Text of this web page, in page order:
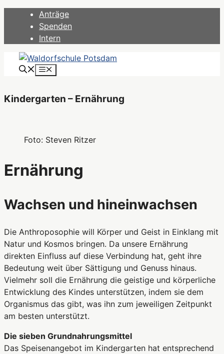
springen
Anträge
Spenden
Intern
Menü
Kindergarten – Ernährung
Foto: Steven Ritzer
Ernährung
Wachsen und hineinwachsen
Die Anthroposophie will Körper und Geist in Einklang mit
Natur und Kosmos bringen. Da unsere Ernährung
direkten Einfluss auf diese Verbindung hat, geht ihre
Bedeutung weit über Sättigung und Genuss hinaus.
Vielmehr soll die Ernährung die geistige und körperliche
Entwicklung des Kindes unterstützen, indem sie dem
Organismus das gibt, was ihn zum jeweiligen Zeitpunkt
am besten unterstützt.
Die sieben Grundnahrungsmittel
Das Speisenangebot im Kindergarten hat entsprechend